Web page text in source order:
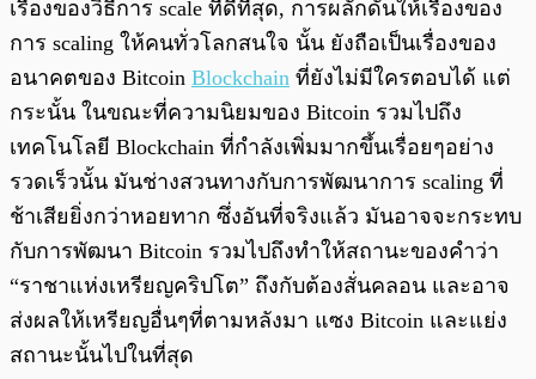
เรื่องของวิธีการ scale ที่ดีที่สุด, การผลักดันให้เรื่องของ
การ scaling ให้คนทั่วโลกสนใจ นั้น ยังถือเป็นเรื่องของ
อนาคตของ Bitcoin Blockchain ที่ยังไม่มีใครตอบได้ แต่
กระนั้น ในขณะที่ความนิยมของ Bitcoin รวมไปถึง
เทคโนโลยี Blockchain ที่กำลังเพิ่มมากขึ้นเรื่อยๆอย่าง
รวดเร็วนั้น มันช่างสวนทางกับการพัฒนาการ scaling ที่
ช้าเสียยิ่งกว่าหอยทาก ซึ่งอันที่จริงแล้ว มันอาจจะกระทบ
กับการพัฒนา Bitcoin รวมไปถึงทำให้สถานะของคำว่า
“ราชาแห่งเหรียญคริปโต” ถึงกับต้องสั่นคลอน และอาจ
ส่งผลให้เหรียญอื่นๆที่ตามหลังมา แซง Bitcoin และแย่ง
สถานะนั้นไปในที่สุด